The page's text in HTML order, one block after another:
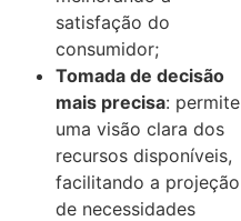
satisfação do
consumidor;
Tomada de decisão
mais precisa: permite
uma visão clara dos
recursos disponíveis,
facilitando a projeção
de necessidades